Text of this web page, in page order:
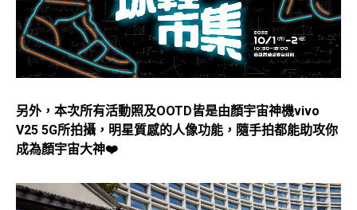
另外，本次所有活動照及OOTD皆是由顏宇宙神機vivo
V25 5G所拍攝，明星質感的人像功能，隨手拍都能助攻你
成為顏宇宙大神❤️